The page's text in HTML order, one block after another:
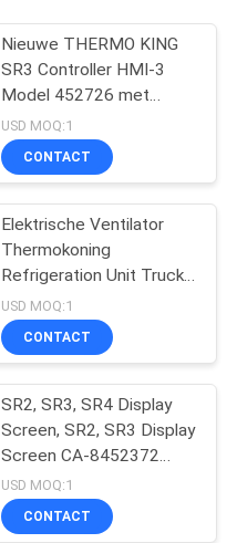
Nieuwe THERMO KING
SR3 Controller HMI-3
Model 452726 met
reparatiediensten voor
SR2 SR3 SR4
USD MOQ:1
CONTACT
Elektrische Ventilator
Thermokoning
Refrigeration Unit Truck
t-1080e t-1280e
USD MOQ:1
CONTACT
SR2, SR3, SR4 Display
Screen, SR2, SR3 Display
Screen CA-8452372
Groen Display Type LCD
Screen voor THERMO
KING SB210 SB230 HMI
USD MOQ:1
CONTACT